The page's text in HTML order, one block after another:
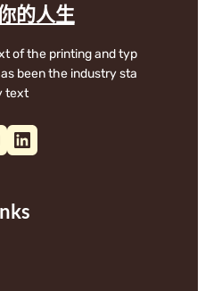
的人生
of the printing and typ
been the industry sta
text
LinkedIn